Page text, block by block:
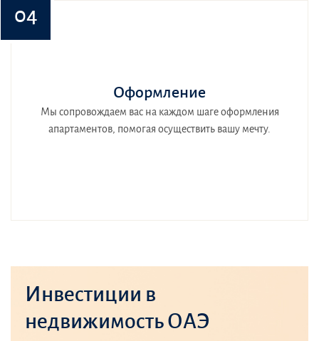
04
Оформление
Мы сопровождаем вас на каждом шаге оформления
апартаментов, помогая осуществить вашу мечту.
Инвестиции в
недвижимость ОАЭ